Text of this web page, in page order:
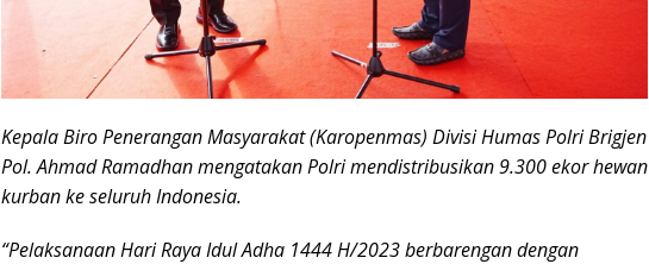
Kepala Biro Penerangan Masyarakat (Karopenmas) Divisi Humas Polri Brigjen
Pol. Ahmad Ramadhan mengatakan Polri mendistribusikan 9.300 ekor hewan
kurban ke seluruh Indonesia.
“Pelaksanaan Hari Raya Idul Adha 1444 H/2023 berbarengan dengan